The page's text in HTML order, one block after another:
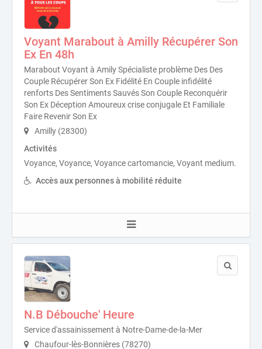
Voyant Marabout à Amilly Récupérer Son
Ex En 48h
Marabout Voyant à Amily Spécialiste problème Des Des
Couple Récupérer Son Ex Fidélité En Couple infidélité
renforts Des Sentiments Sauvés Son Couple Reconquérir
Son Ex Déception Amoureux crise conjugale Et Familiale
Faire Revenir Son Ex
Amilly (28300)
Activités
Voyance, Voyance, Voyance cartomancie, Voyant medium.
Accès aux personnes à mobilité réduite
N.B Débouche' Heure
Service d'assainissement à Notre-Dame-de-la-Mer
Chaufour-lès-Bonnières (78270)